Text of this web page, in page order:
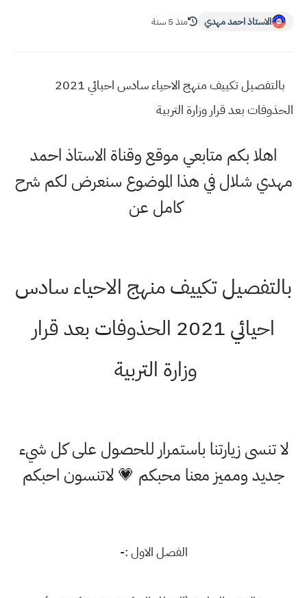
الاستاذ احمد مهدي منذ 5 سنة
بالتفصيل تكييف منهج الاحياء سادس احيائي 2021
الحذوفات بعد قرار وزارة التربية
اهلا بكم متابعي موقع وقناة الاستاذ احمد
مهدي شلال في هذا الموضوع سنعرض لكم شرح
كامل عن
بالتفصيل تكييف منهج الاحياء سادس
احيائي 2021 الحذوفات بعد قرار
وزارة التربية
لا تنسى زيارتنا باستمرار للحصول على كل شيء
جديد ومميز معنا محبكم 💗 لاتنسون احبكم
الفصل الاول :-